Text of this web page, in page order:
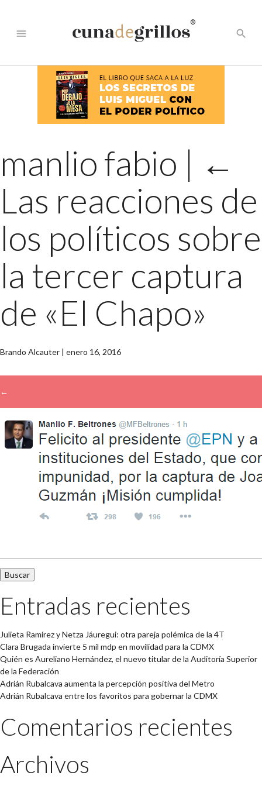
menu
®
search
manlio fabio | ←
Las reacciones de
los políticos sobre
la tercer captura
de «El Chapo»
Brando Alcauter | enero 16, 2016
←
→
Entradas recientes
Julieta Ramírez y Netza Jáuregui: otra pareja polémica de la 4T
Clara Brugada invierte 5 mil mdp en movilidad para la CDMX
Quién es Aureliano Hernández, el nuevo titular de la Auditoría Superior
de la Federación
Adrián Rubalcava aumenta la percepción positiva del Metro
Adrián Rubalcava entre los favoritos para gobernar la CDMX
Comentarios recientes
Archivos